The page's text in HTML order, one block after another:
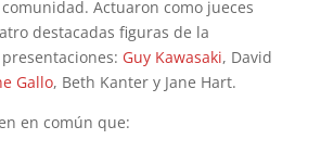
Actuaron como jueces
destacadas figuras de la
Guy Kawasaki, David
Gallo, Beth Kanter y Jane Hart.
en común que: